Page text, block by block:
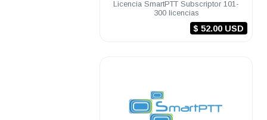
Licencia SmartPTT Subscriptor 101-
300 licencias
$ 52.00 USD